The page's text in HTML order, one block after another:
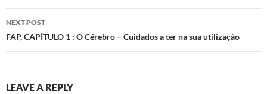
NEXT POST
FAP, CAPÍTULO 1 : O Cérebro – Cuidados a ter na sua utilização
LEAVE A REPLY